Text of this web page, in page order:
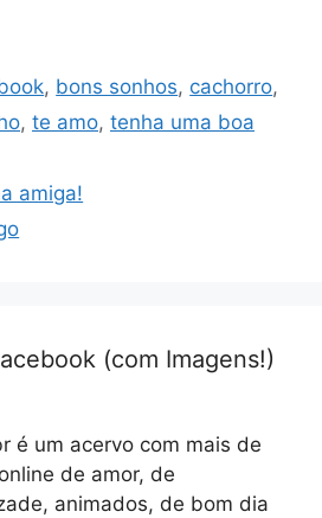
, bons sonhos, cachorro,
, te amo, tenha uma boa
amiga!
(com Imagens!)
é um acervo com mais de
de amor, de
animados, de bom dia